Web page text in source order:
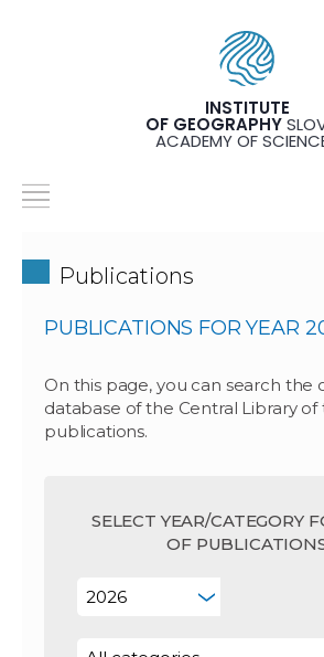
INSTITUTE
OF GEOGRAPHY
ACADEMY OF
Publications
PUBLICATIONS FOR YEAR
On this page, you can search the
database of the Central Library of
publications.
SELECT YEAR/CATEGORY
OF